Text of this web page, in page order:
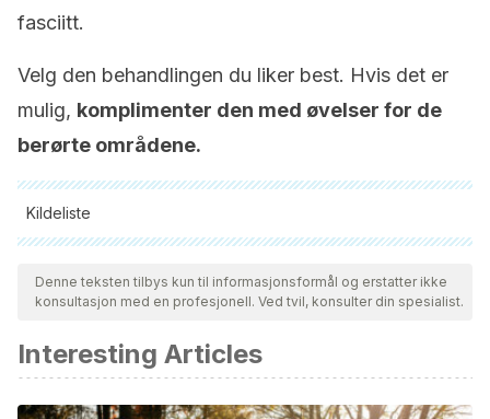
fasciitt.
Velg den behandlingen du liker best. Hvis det er
mulig, komplimenter den med øvelser for de
berørte områdene.
Kildeliste
Alle siterte kilder ble grundig gjennomgått av teamet vårt for å
sikre deres kvalitet, pålitelighet, aktualitet og validitet.
Bibliografien i denne artikkelen ble betraktet som pålitelig og
Mayo clinic. (n.d.). Fascitis plantar – Diagnóstico y
tratamiento. Retrieved November 13, 2018, from
Denne teksten tilbys kun til informasjonsformål og erstatter ikke
konsultasjon med en profesjonell. Ved tvil, konsulter din spesialist.
Interesting Articles